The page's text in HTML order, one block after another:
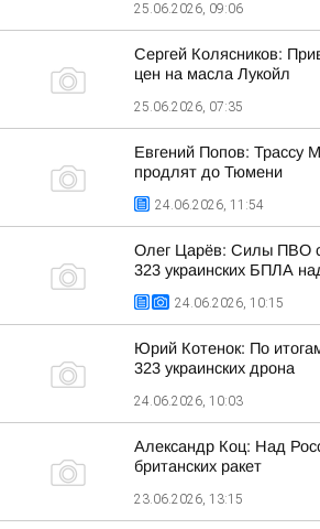
25.06.2026, 09:06
Сергей Колясников:
цен на масла Лукойл
25.06.2026, 07:35
Евгений Попов: Трассу
продлят до Тюмени
24.06.2026, 11:54
Олег Царёв: Силы ПВО
323 украинских БПЛА
24.06.2026, 10:15
Юрий Котенок: По
323 украинских дрона
24.06.2026, 10:03
Александр Коц: Над
британских ракет
23.06.2026, 13:15